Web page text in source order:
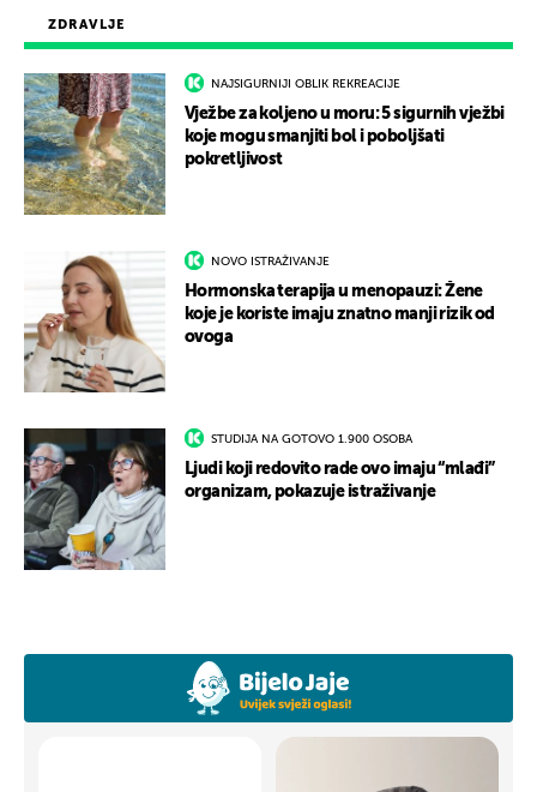
ZDRAVLJE
NAJSIGURNIJI OBLIK REKREACIJE
Vježbe za koljeno u moru: 5 sigurnih vježbi
koje mogu smanjiti bol i poboljšati
pokretljivost
NOVO ISTRAŽIVANJE
Hormonska terapija u menopauzi: Žene
koje je koriste imaju znatno manji rizik od
ovoga
STUDIJA NA GOTOVO 1.900 OSOBA
Ljudi koji redovito rade ovo imaju “mlađi”
organizam, pokazuje istraživanje